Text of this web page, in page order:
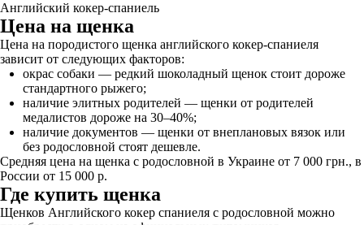
Английский кокер-спаниель
Цена на щенка
Цена на породистого щенка английского кокер-спаниеля
зависит от следующих факторов:
окрас собаки — редкий шоколадный щенок стоит дороже
стандартного рыжего;
наличие элитных родителей — щенки от родителей
медалистов дороже на 30–40%;
наличие документов — щенки от внеплановых вязок или
без родословной стоят дешевле.
Средняя цена на щенка с родословной в Украине от 7 000 грн., в
России от 15 000 р.
Где купить щенка
Щенков Английского кокер спаниеля с родословной можно